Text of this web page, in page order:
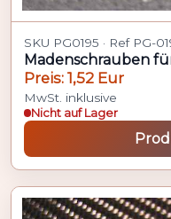
SKU PG0195 · Ref PG-
Madenschrauben
Preis: 1,52 Eur
MwSt. inklusive
Nicht auf Lager